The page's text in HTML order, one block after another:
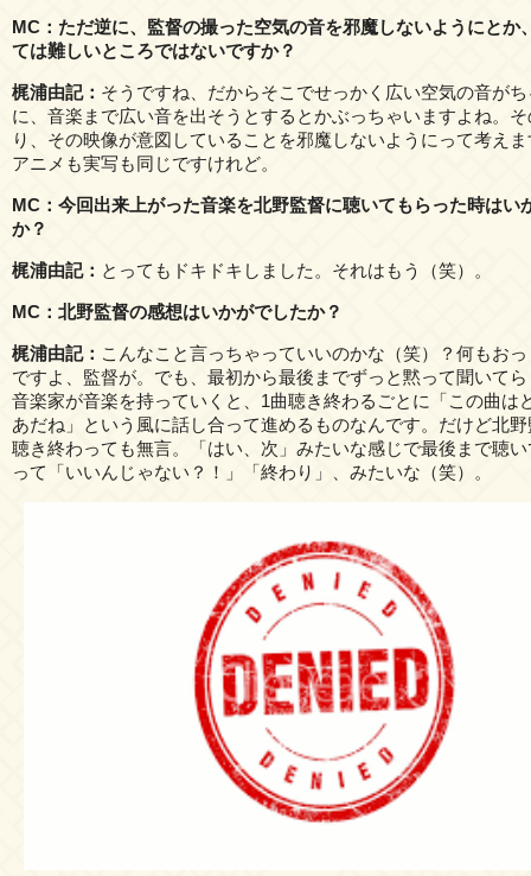
MC：ただ逆に、監督の撮った空気の音を邪魔しないようにとか
ては難しいところではないですか？
梶浦由記： そうですね、だからそこでせっかく広い空気の音が
に、音楽まで広い音を出そうとするとかぶっちゃいますよね。
り、その映像が意図していることを邪魔しないようにって考え
アニメも実写も同じですけれど。
MC：今回出来上がった音楽を北野監督に聴いてもらった時はい
か？
梶浦由記： とってもドキドキしました。それはもう（笑）。
MC：北野監督の感想はいかがでしたか？
梶浦由記： こんなこと言っちゃっていいのかな（笑）？何もお
ですよ、監督が。でも、最初から最後までずっと黙って聞いて
音楽家が音楽を持っていくと、1曲聴き終わるごとに「この曲は
あだね」という風に話し合って進めるものなんです。だけど北
聴き終わっても無言。「はい、次」みたいな感じで最後まで聴
って「いいんじゃない？！」「終わり」、みたいな（笑）。